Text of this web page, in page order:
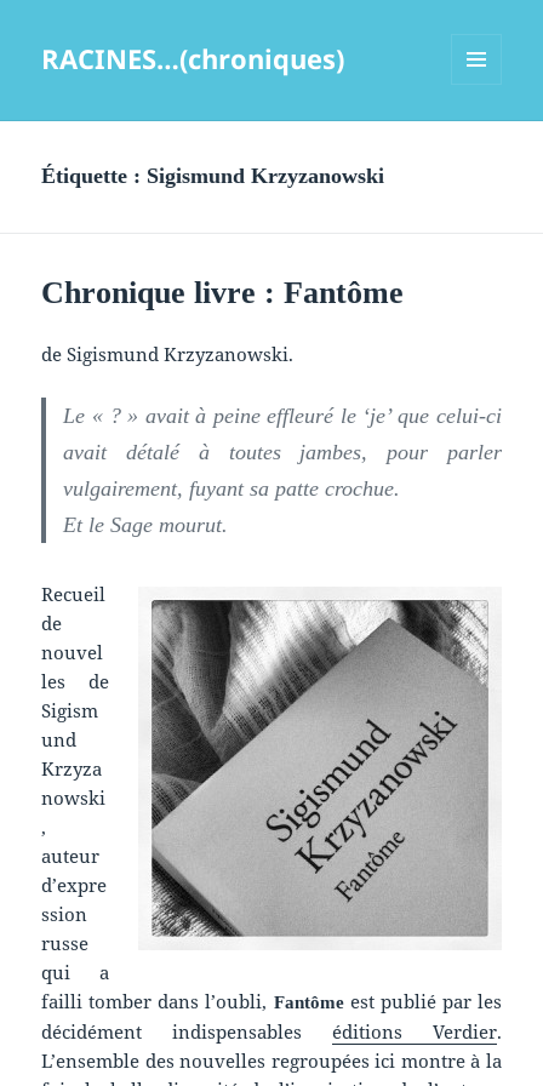
RACINES…(chroniques)
Étiquette : Sigismund Krzyzanowski
Chronique livre : Fantôme
de Sigismund Krzyzanowski.
Le « ? » avait à peine effleuré le ‘je’ que celui-ci
avait détalé à toutes jambes, pour parler
vulgairement, fuyant sa patte crochue.
Et le Sage mourut.
Recueil
de
nouvel
les de
Sigism
und
Krzyza
nowski
,
auteur
d’expre
ssion
russe
qui a
failli tomber dans l’oubli, Fantômeest publié par les
décidément indispensables éditions Verdier.
L’ensemble des nouvelles regroupées ici montre à la